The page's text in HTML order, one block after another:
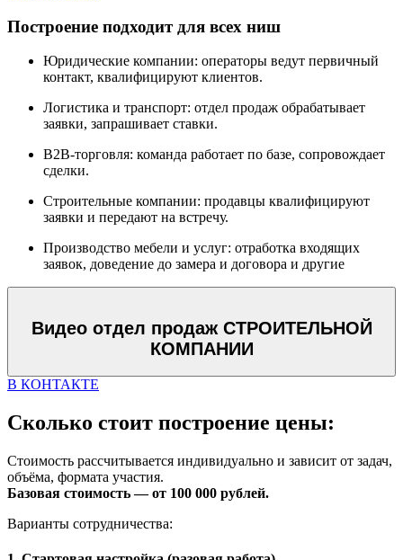
Построение подходит для всех ниш
Юридические компании: операторы ведут первичный
контакт, квалифицируют клиентов.
Логистика и транспорт: отдел продаж обрабатывает
заявки, запрашивает ставки.
B2B-торговля: команда работает по базе, сопровождает
сделки.
Строительные компании: продавцы квалифицируют
заявки и передают на встречу.
Производство мебели и услуг: отработка входящих
заявок, доведение до замера и договора и другие
Видео отдел продаж СТРОИТЕЛЬНОЙ
КОМПАНИИ
В КОНТАКТЕ
Сколько стоит построение цены:
Стоимость рассчитывается индивидуально и зависит от задач,
объёма, формата участия.
Базовая стоимость — от 100 000 рублей.
Варианты сотрудничества: